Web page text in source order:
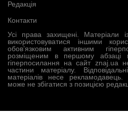
Усі права захищені. Матеріали
використовуватися іншими
обов’язковим активним
розміщеним в першому абзаці
гіперпосилання на сайт znaj.ua
частини матеріалу.
матеріалів несе рекламодавець.
може не збігатися з позицією
Редакція
Контакти